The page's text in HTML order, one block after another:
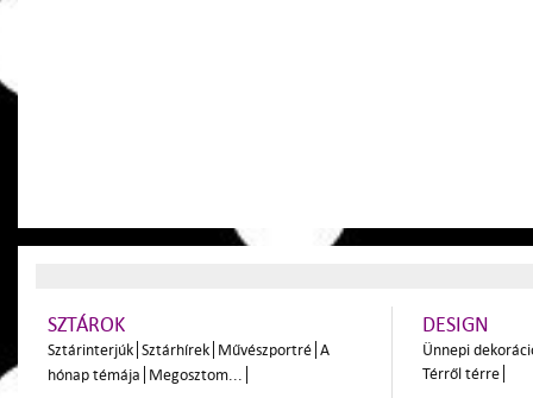
SZTÁROK
Sztárinterjúk Sztárhírek Művészportré A
hónap témája Megosztom...
DESIGN
Ünnepi
Térről térre